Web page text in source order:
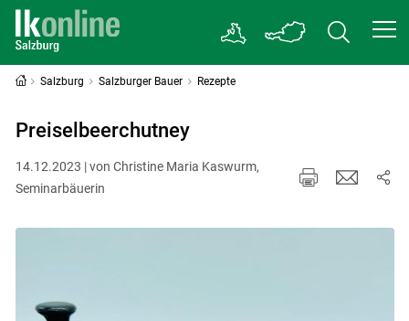
Salzburg Salzburger Bauer Rezepte
Preiselbeerchutney
14.12.2023 | von Christine Maria Kaswurm,
Seminarbäuerin